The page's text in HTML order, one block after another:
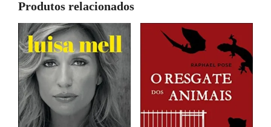
Produtos relacionados